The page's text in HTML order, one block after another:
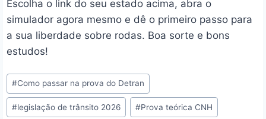
Escolha o link do seu estado acima, abra o
simulador agora mesmo e dê o primeiro passo para
a sua liberdade sobre rodas. Boa sorte e bons
estudos!
Tags
do
Post:
#Como passar na prova do Detran
#legislação de trânsito 2026 #Prova teórica CNH